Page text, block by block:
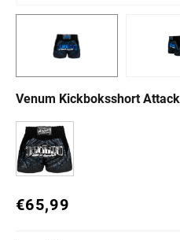
Venum Kickboksshort
Normale prijs
€65,99